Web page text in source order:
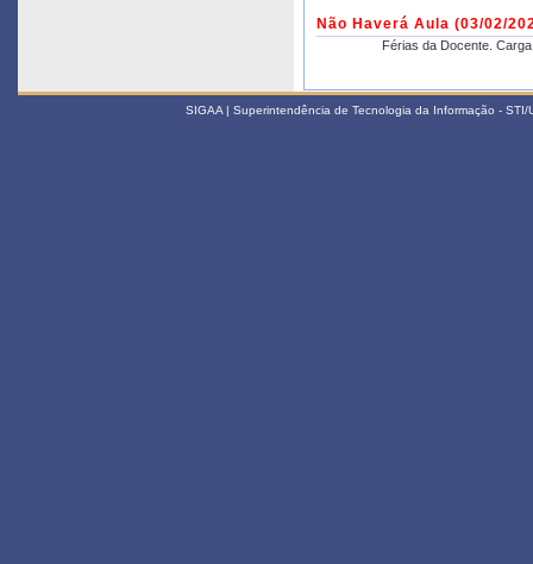
Não Haverá Aula (03/02/
Férias da Docente.
SIGAA | Superintendência de Tecnologia da Informação -